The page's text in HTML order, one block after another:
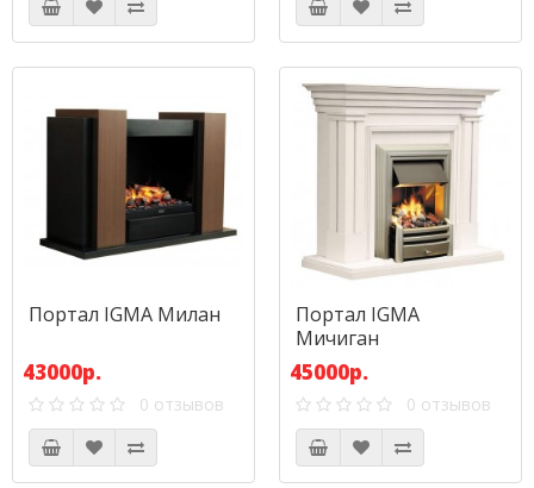
Портал IGMA Милан
43000р.
0 отзывов
Портал IGMA
Мичиган
45000р.
0 отзывов